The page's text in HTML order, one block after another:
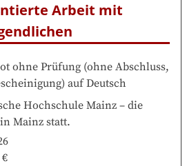
Arbeit mit
ohne Prüfung (ohne Abschluss,
) auf Deutsch
Hochschule Mainz– die
Mainz statt.